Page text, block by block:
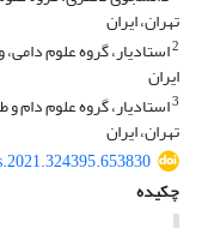
تهران، ایران
2استادیار، گروه علوم
ایران
3استادیار، گروه علوم دام
تهران، ایران
چکیده